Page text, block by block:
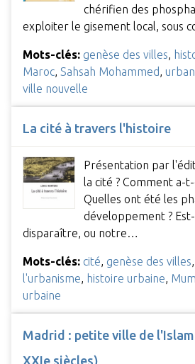
chérifien des
exploiter le gisement local, sous
Mots-clés: genèse des villes,
Maroc, Sahsah Mohammed,
ville nouvelle
La cité à travers l'histoire
Présentation par
la cité ? Comment a-
Quelles ont été les
développement ?
disparaître, ou notre…
Mots-clés: cité genèse des villes
l'urbanisme
histoire urbaine
urbaine
Madrid : petite ville de
XXIe siècles)